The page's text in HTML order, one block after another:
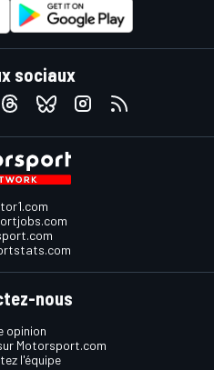
sociaux
nous
opinion
Motorsport.com
l'équipe